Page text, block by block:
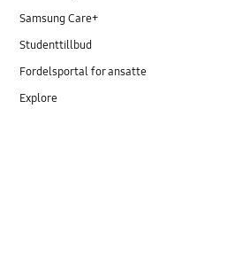
Samsung Care+
Studenttillbud
Fordelsportal for ansatte
Explore